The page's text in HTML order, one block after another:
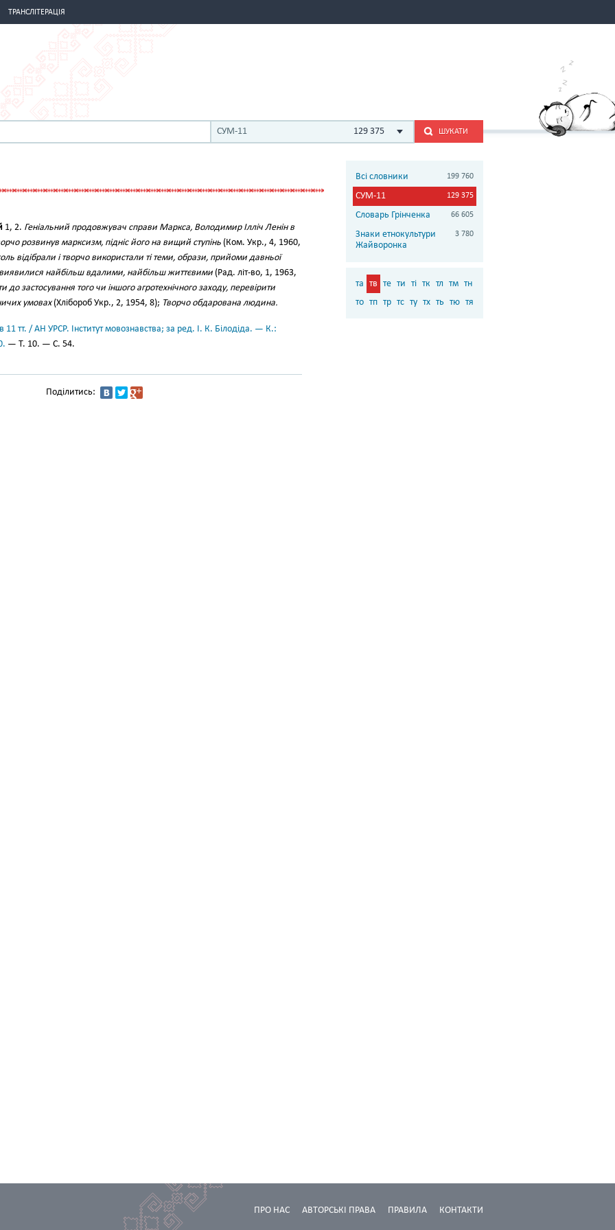
ТРАНСЛІТЕРАЦІЯ
СУМ-11 129 375 ШУКАТИ
1, 2. Геніальний продовжувач справи Маркса, Володимир Ілліч Ленін в
розвинув марксизм, підніс його на вищий ступінь (Ком. Укр., 4, 1960,
відібрали і творчо використали ті теми, образи, прийоми давньої
виявилися найбільш вдалими, найбільш життєвими (Рад. літ-во, 1, 1963,
до застосування того чи іншого агротехнічного заходу, перевірити
умовах(Хлібороб Укр., 2, 1954, 8); Творчо обдарована людина.
11 тт. / АН УРСР. Інститут мовознавства; за ред. І. К. Білодіда. — К.:
— Т. 10. — С. 54.
Поділитись:
Всі словники 199 760
СУМ-11 129 375
Словарь Грінченка 66 605
Знаки етнокультури
Жайворонка
3 780
та тв те ти ті тк тл тм тн
то тп тр тс ту тх ть тю тя
КОНТАКТИ
ПРАВИЛА
АВТОРСЬКІ ПРАВА
ПРО НАС